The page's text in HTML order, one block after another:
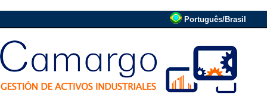
Português/Brasil